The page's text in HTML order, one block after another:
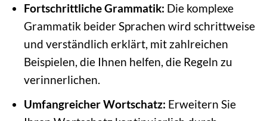
Fortschrittliche Grammatik: Die komplexe
Grammatik beider Sprachen wird schrittweise
und verständlich erklärt, mit zahlreichen
Beispielen, die Ihnen helfen, die Regeln zu
verinnerlichen.
Umfangreicher Wortschatz: Erweitern Sie